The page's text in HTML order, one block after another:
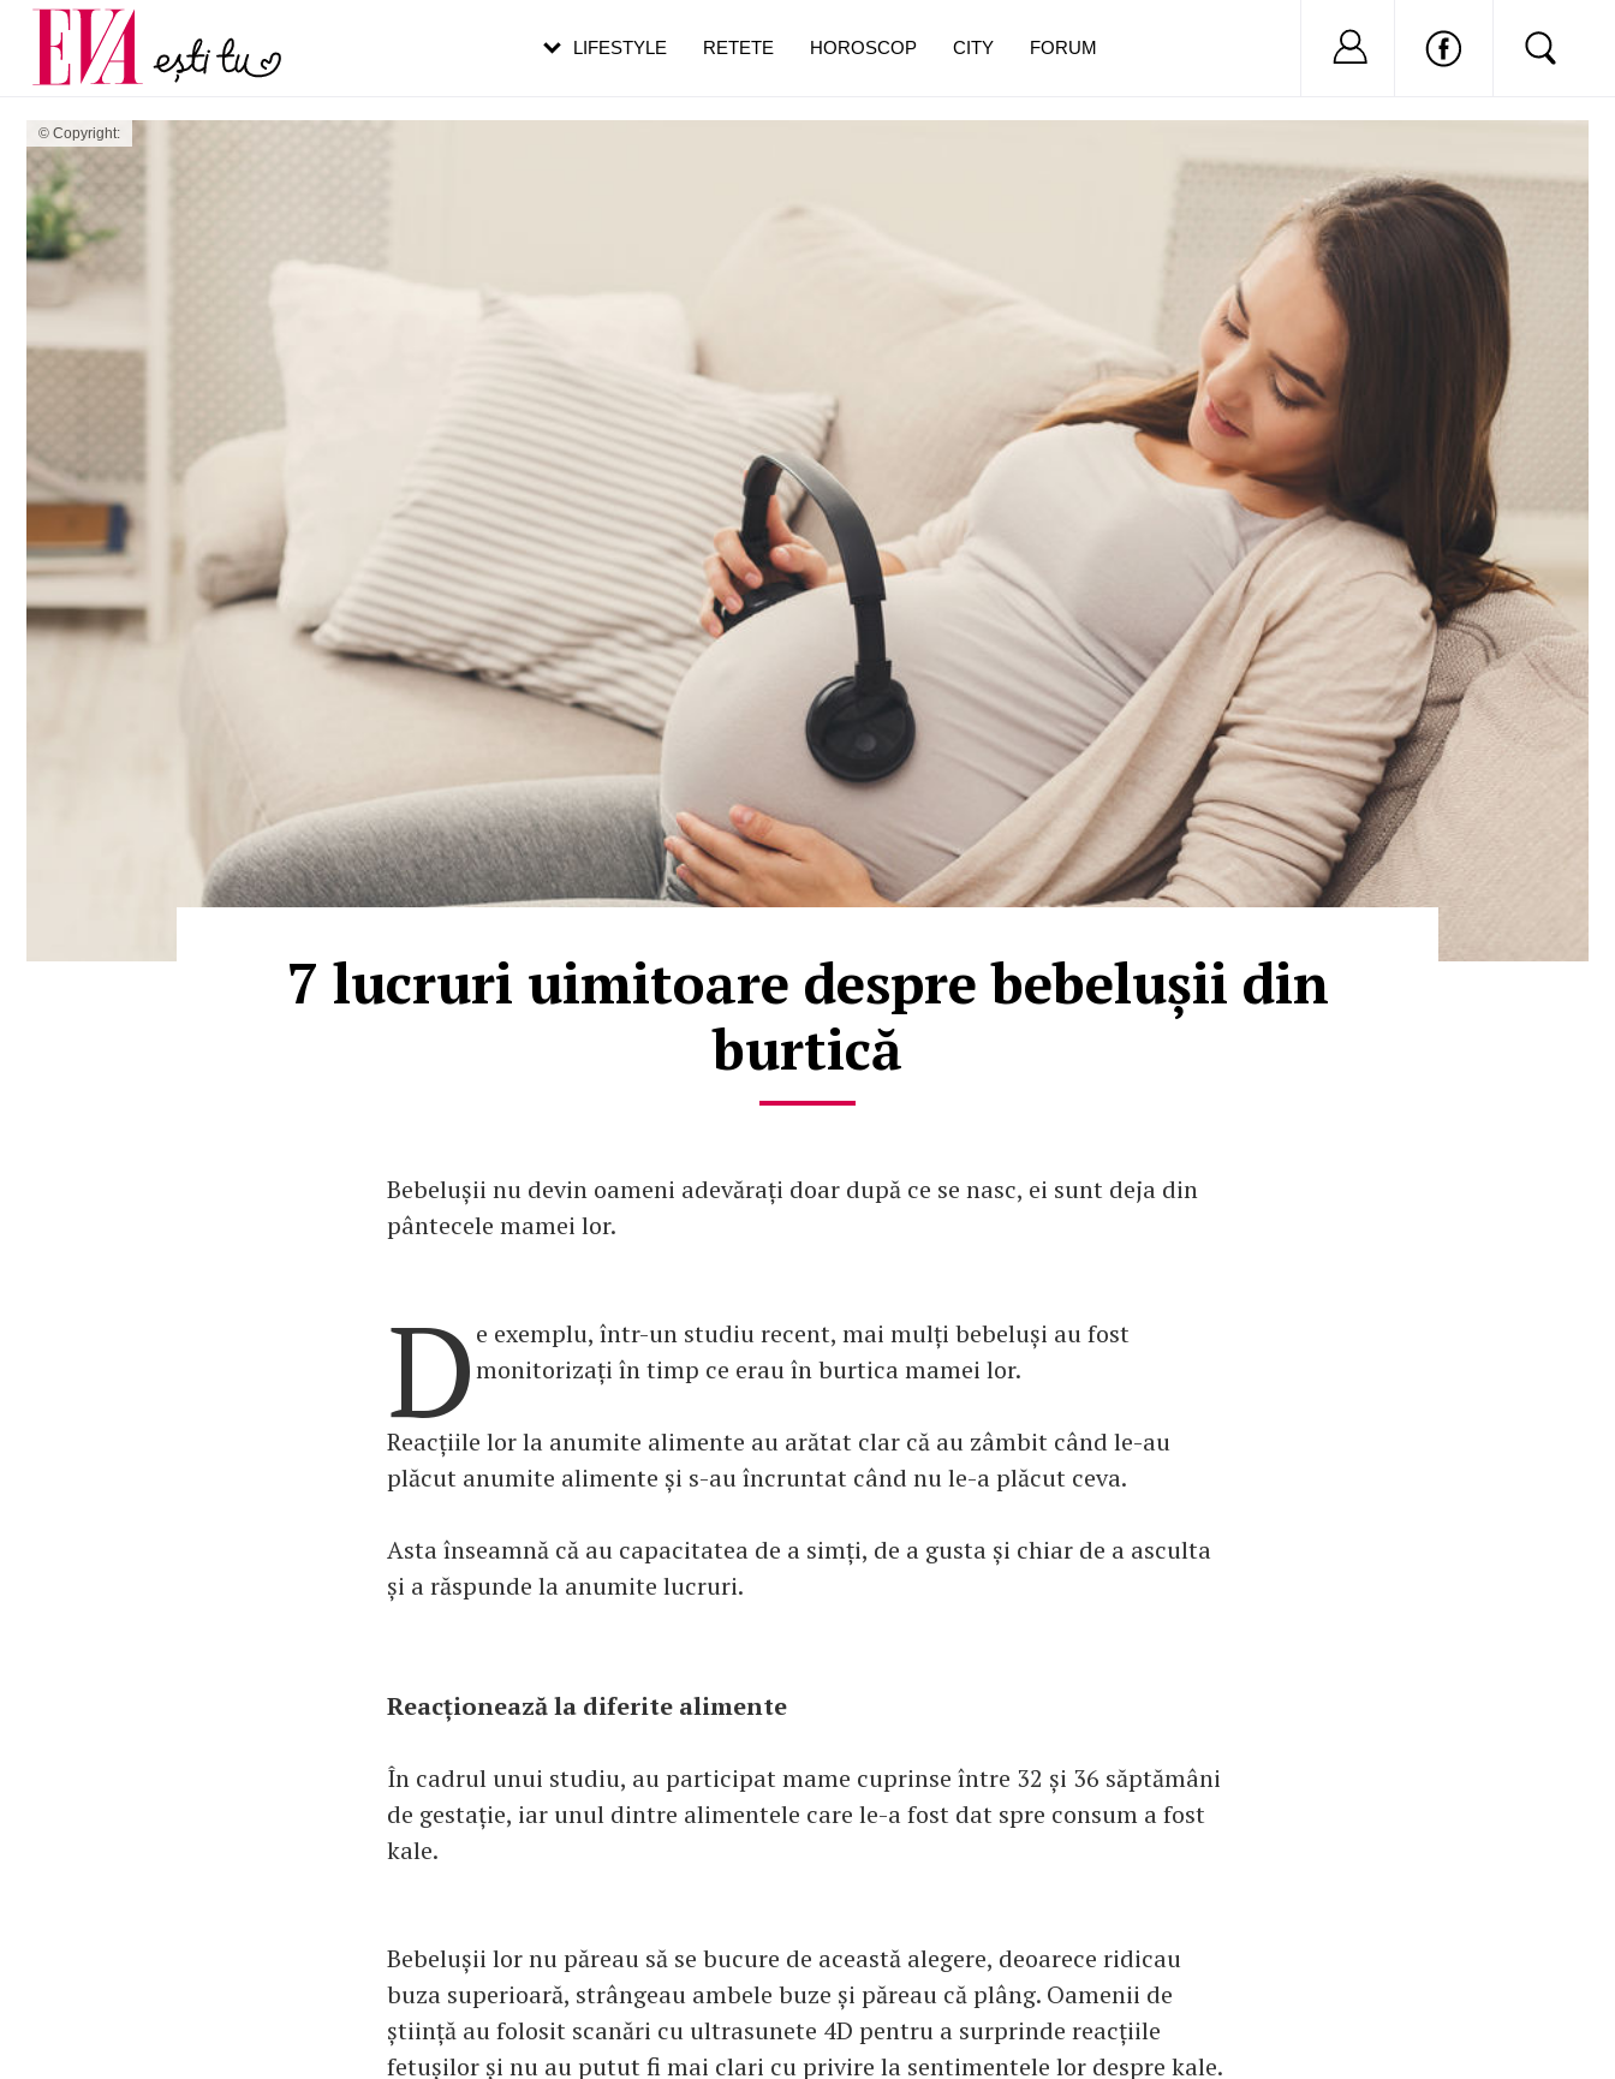
© Copyright:
7 lucruri uimitoare despre bebelușii din
burtică
Bebelușii nu devin oameni adevărați doar după ce se nasc, ei sunt deja din
pântecele mamei lor.
D e exemplu, într-un studiu recent, mai mulți bebeluși au fost
monitorizați în timp ce erau în burtica mamei lor.
Reacțiile lor la anumite alimente au arătat clar că au zâmbit când le-au
plăcut anumite alimente și s-au încruntat când nu le-a plăcut ceva.
Asta înseamnă că au capacitatea de a simți, de a gusta și chiar de a asculta
și a răspunde la anumite lucruri.
Reacționează la diferite alimente
În cadrul unui studiu, au participat mame cuprinse între 32 și 36 săptămâni
de gestație, iar unul dintre alimentele care le-a fost dat spre consum a fost
kale.
Bebelușii lor nu păreau să se bucure de această alegere, deoarece ridicau
buza superioară, strângeau ambele buze și păreau că plâng. Oamenii de
știință au folosit scanări cu ultrasunete 4D pentru a surprinde reacțiile
fetușilor și nu au putut fi mai clari cu privire la sentimentele lor despre kale.
LIFESTYLE RETETE HOROSCOP CITY FORUM Nu ai cont?
Carieră
Actualitate
pe măsură ce înaintezi în vârstă
de dureroasă este investigația